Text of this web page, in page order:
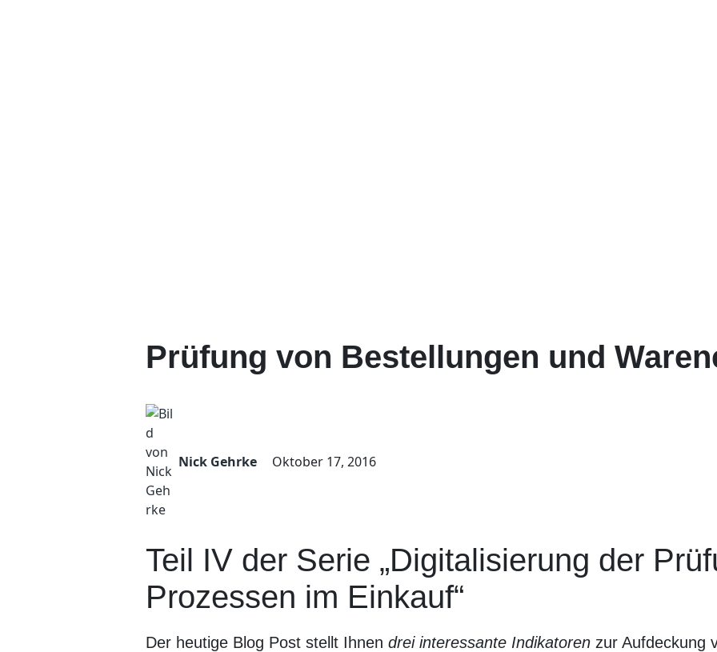
Prüfung von Bestellungen und
Nick Gehrke Oktober 17, 2016
Teil IV der Serie „Digitalisierung der
Prozessen im Einkauf“
Der heutige Blog Post stellt Ihnen drei interessante Indikatoren zur Aufdeckung